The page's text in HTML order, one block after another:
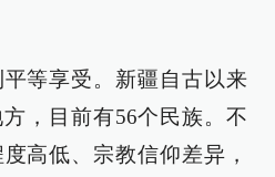
等享受。新疆自古以来
，目前有56个民族。不
高低、宗教信仰差异，